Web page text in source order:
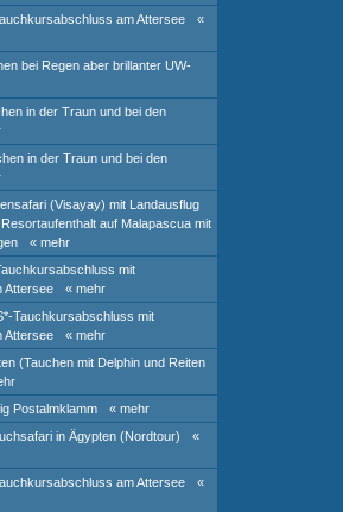
am Attersee
«
bei Regen aber brillanter UW-
in der Traun und bei den
in der Traun und bei den
(Visayay) mit Landausflug
auf Malapascua mit
« mehr
mit
Attersee
« mehr
Tauchkursabschluss mit
Attersee
« mehr
(Tauchen mit Delphin und Reiten
Postalmklamm
« mehr
in Ägypten (Nordtour)
«
am Attersee
«